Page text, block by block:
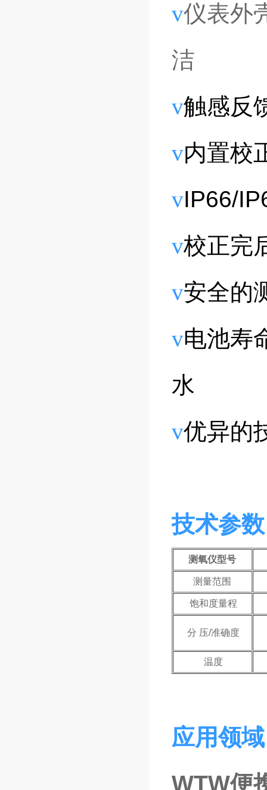
v仪表外
洁
v触感反
v内置校
vIP66/
v校正完
v安全的
v电池寿
水
v优异的
技术参
测氧仪型号
测量范围
饱和度量程
分 压/准确度
温度
应用领
WTW便